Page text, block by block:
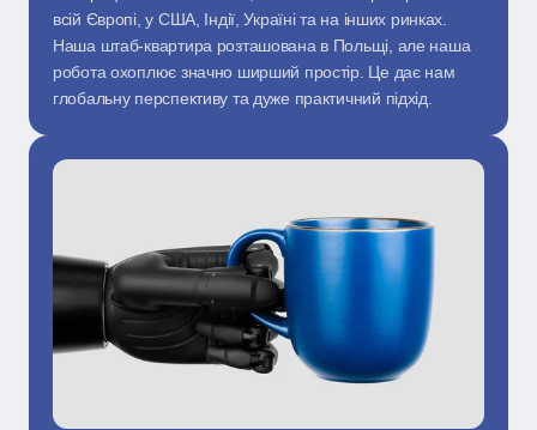
всій Європі, у США, Індії, Україні та на інших ринках.
Наша штаб-квартира розташована в Польщі, але наша
робота охоплює значно ширший простір. Це дає нам
глобальну перспективу та дуже практичний підхід.